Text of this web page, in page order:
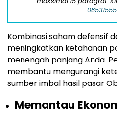
Kombinasi saham defensif
meningkatkan ketahanan
menengah panjang Anda.
membantu mengurangi
sumber imbal hasil pasar
Memantau